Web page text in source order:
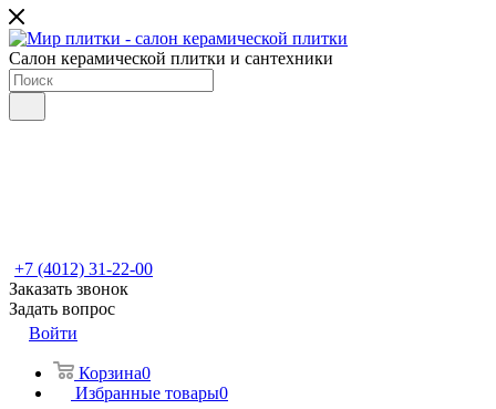
Салон керамической плитки и сантехники
+7 (4012) 31-22-00
Заказать звонок
Задать вопрос
Войти
Корзина0
Избранные товары0